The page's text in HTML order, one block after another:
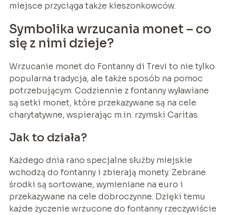
miejsce przyciąga także kieszonkowców.
Symbolika wrzucania monet – co
się z nimi dzieje?
Wrzucanie monet do Fontanny di Trevi to nie tylko
popularna tradycja, ale także sposób na pomoc
potrzebującym. Codziennie z fontanny wyławiane
są setki monet, które przekazywane są na cele
charytatywne, wspierając m.in. rzymski Caritas.
Jak to działa?
Każdego dnia rano specjalne służby miejskie
wchodzą do fontanny i zbierają monety. Zebrane
środki są sortowane, wymieniane na euro i
przekazywane na cele dobroczynne. Dzięki temu
każde życzenie wrzucone do fontanny rzeczywiście